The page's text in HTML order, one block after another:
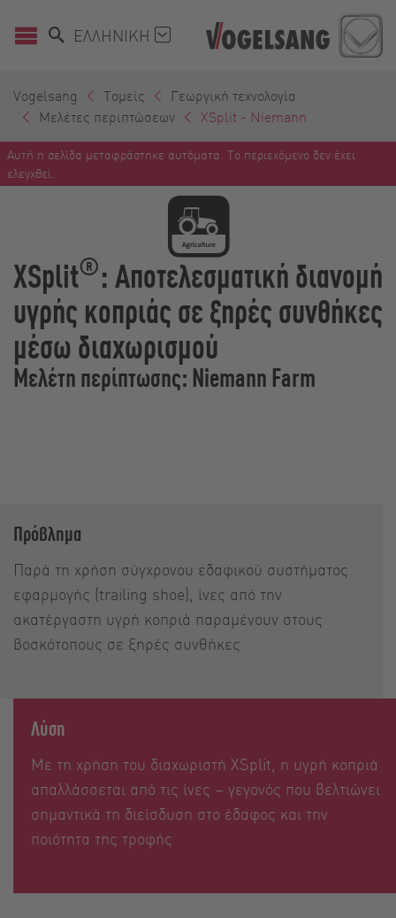
ΕΛΛΗΝΙΚΉ
Vogelsang Τομείς
Γεωργική τεχνολογία
Μελέτες περιπτώσεων
XSplit - Niemann
Αυτή η σελίδα μεταφράστηκε αυτόματα. Το περιεχόμενο δεν έχει
ελεγχθεί.
XSplit®: Αποτελεσματική διανομή
υγρής κοπριάς σε ξηρές συνθήκες
μέσω διαχωρισμού
Μελέτη περίπτωσης: Niemann Farm
Πρόβλημα
Παρά τη χρήση σύγχρονου εδαφικού συστήματος
εφαρμογής (trailing shoe), ίνες από την
ακατέργαστη υγρή κοπριά παραμένουν στους
βοσκότοπους σε ξηρές συνθήκες
Λύση
Με τη χρήση του διαχωριστή XSplit, η υγρή κοπριά
απαλλάσσεται από τις ίνες – γεγονός που βελτιώνει
σημαντικά τη διείσδυση στο έδαφος και την
ποιότητα της τροφής